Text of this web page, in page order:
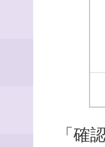
「確